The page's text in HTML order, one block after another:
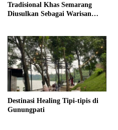
Tradisional Khas Semarang
Diusulkan Sebagai Warisan
Destinasi Healing Tipi-tipis di
Gunungpati